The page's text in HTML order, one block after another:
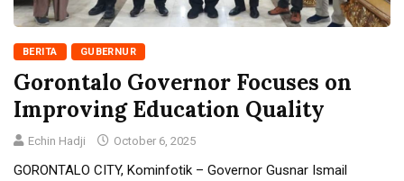
BERITA GUBERNUR
Gorontalo Governor Focuses on
Improving Education Quality
Echin Hadji October 6, 2025
GORONTALO CITY, Kominfotik – Governor Gusnar Ismail